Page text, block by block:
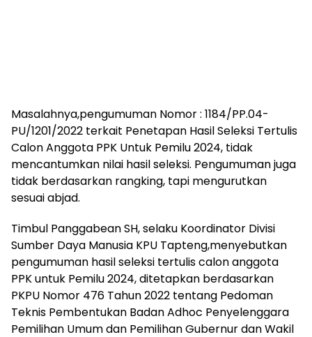
Masalahnya,pengumuman Nomor : 1184/PP.04-
PU/1201/2022 terkait Penetapan Hasil Seleksi Tertulis
Calon Anggota PPK Untuk Pemilu 2024, tidak
mencantumkan nilai hasil seleksi. Pengumuman juga
tidak berdasarkan rangking, tapi mengurutkan
sesuai abjad.
Timbul Panggabean SH, selaku Koordinator Divisi
Sumber Daya Manusia KPU Tapteng,menyebutkan
pengumuman hasil seleksi tertulis calon anggota
PPK untuk Pemilu 2024, ditetapkan berdasarkan
PKPU Nomor 476 Tahun 2022 tentang Pedoman
Teknis Pembentukan Badan Adhoc Penyelenggara
Pemilihan Umum dan Pemilihan Gubernur dan Wakil